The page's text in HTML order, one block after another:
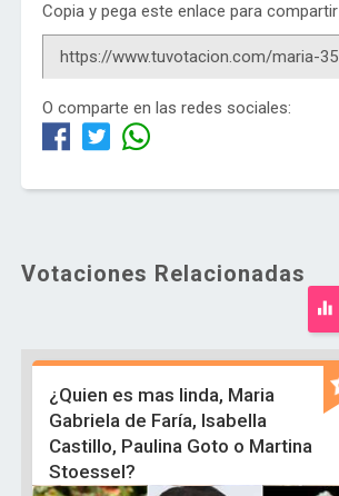
Copia y pega este enlace para compartir
O comparte en las redes sociales:
Votaciones Relacionadas
¿Quien es mas linda, Maria
Gabriela de Faría, Isabella
Castillo, Paulina Goto o Martina
Stoessel?